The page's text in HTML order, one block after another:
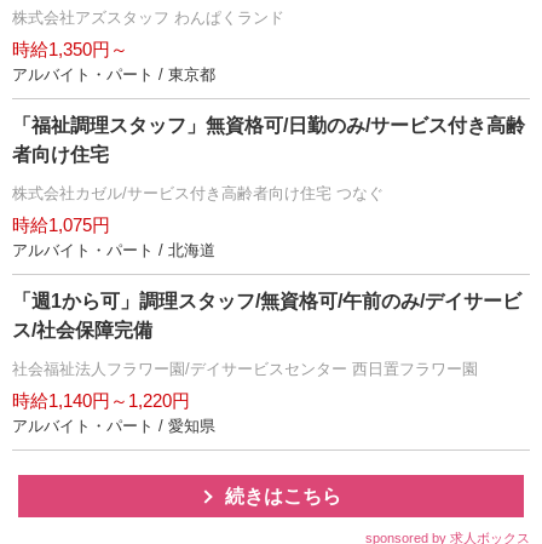
株式会社アズスタッフ わんぱくランド
時給1,350円～
アルバイト・パート / 東京都
「福祉調理スタッフ」無資格可/日勤のみ/サービス付き高齢
者向け住宅
株式会社カゼル/サービス付き高齢者向け住宅 つなぐ
時給1,075円
アルバイト・パート / 北海道
「週1から可」調理スタッフ/無資格可/午前のみ/デイサービ
ス/社会保障完備
社会福祉法人フラワー園/デイサービスセンター 西日置フラワー園
時給1,140円～1,220円
アルバイト・パート / 愛知県
続きはこちら
sponsored by 求人ボックス